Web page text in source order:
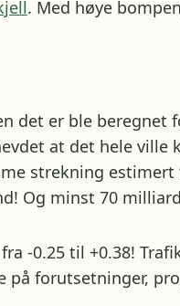
. Med høye
det er ble beregnet
at det hele ville
strekning
Og minst 70
-0.25 til +0.38!
på forutsetninger,